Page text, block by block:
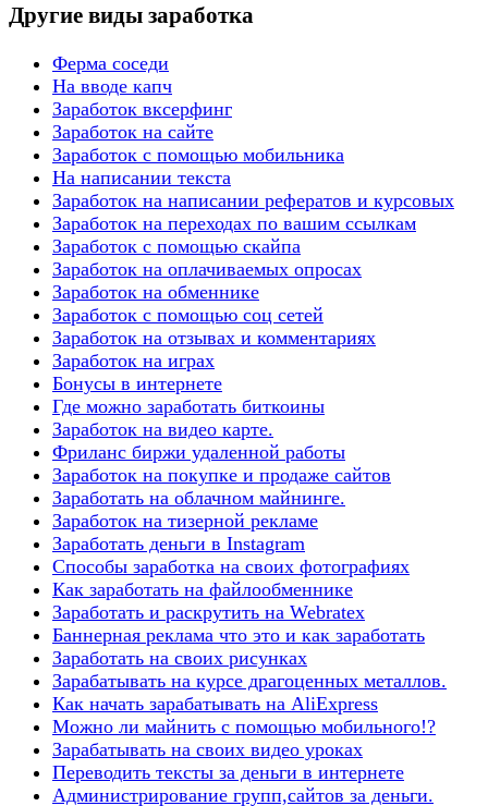
Другие виды заработка
Ферма соседи
На вводе капч
Заработок вксерфинг
Заработок на сайте
Заработок с помощью мобильника
На написании текста
Заработок на написании рефератов и курсовых
Заработок на переходах по вашим ссылкам
Заработок с помощью скайпа
Заработок на оплачиваемых опросах
Заработок на обменнике
Заработок с помощью соц сетей
Заработок на отзывах и комментариях
Заработок на играх
Бонусы в интернете
Где можно заработать биткоины
Заработок на видео карте.
Фриланс биржи удаленной работы
Заработок на покупке и продаже сайтов
Заработать на облачном майнинге.
Заработок на тизерной рекламе
Заработать деньги в Instagram
Способы заработка на своих фотографиях
Как заработать на файлообменнике
Заработать и раскрутить на Webratex
Баннерная реклама что это и как заработать
Заработать на своих рисунках
Зарабатывать на курсе драгоценных металлов.
Как начать зарабатывать на AliExpress
Можно ли майнить с помощью мобильного!?
Зарабатывать на своих видео уроках
Переводить тексты за деньги в интернете
Администрирование групп,сайтов за деньги.